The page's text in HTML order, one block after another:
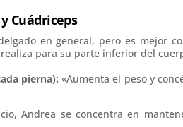
Cuádriceps
en general, pero es mejor
para su parte inferior del
pierna): «Aumenta el peso y
Andrea se concentra en